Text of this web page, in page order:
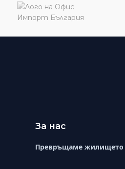
За нас
Превръщаме жилището